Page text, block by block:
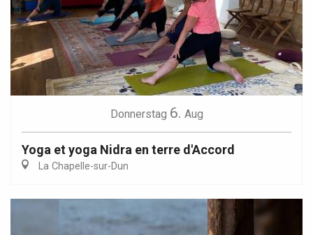
Donnerstag 6. Aug
Yoga et yoga Nidra en terre d'Accord
La Chapelle-sur-Dun